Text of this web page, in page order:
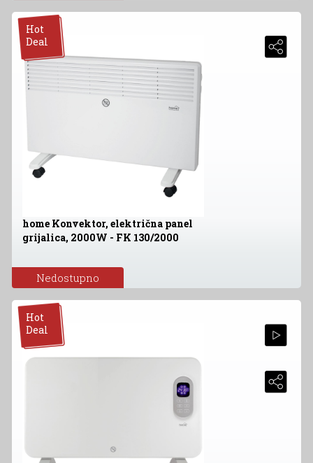
Hot
Deal
home Konvektor, električna panel
grijalica, 2000W - FK 130/2000
Nedostupno
Hot
Deal